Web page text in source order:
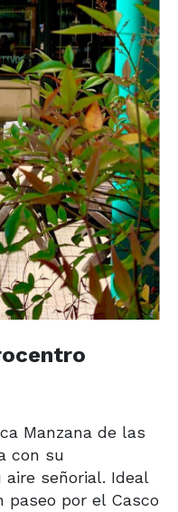
Manzana de las
con su
señorial. Ideal
paseo por el Casco